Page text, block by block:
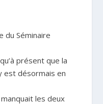
du Séminaire
présent que la
est désormais en
les deux